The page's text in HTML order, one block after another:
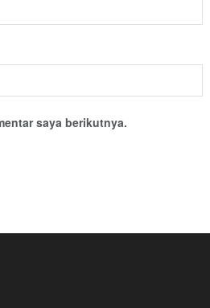
saya berikutnya.